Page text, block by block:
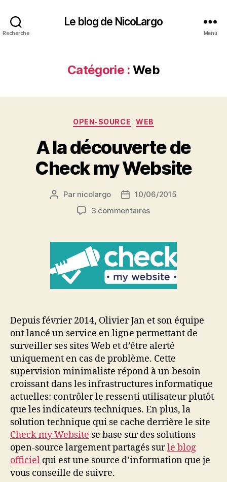
Recherche
Le blog de NicoLargo
Menu
Catégorie : Web
Catégories
OPEN-SOURCE WEB
A la découverte de
Check my Website
Auteur
l’article
Par nicolargo
Date10/06/2015
3 commentairessur
découverte
de
Check
my
Website
Depuis février 2014, Olivier Jan et son équipe
ont lancé un service en ligne permettant de
surveiller ses sites Web et d’être alerté
uniquement en cas de problème. Cette
supervision minimaliste répond à un besoin
croissant dans les infrastructures informatique
actuelles: contrôler le ressenti utilisateur plutôt
que les indicateurs techniques. En plus, la
solution technique qui se cache derrière le site
Check my Website se base sur des solutions
open-source largement partagés surle blog
officiel qui est une source d’information que je
vous conseille de suivre.